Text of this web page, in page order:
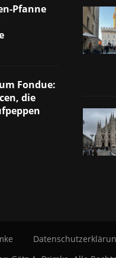
Pfanne
Fondue:
die